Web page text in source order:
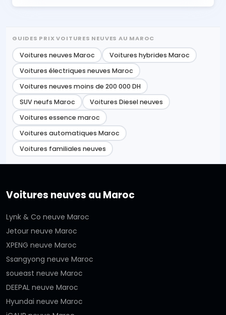
GUIDES PRIX VOITURES NEUVES AU MAROC
Voitures neuves Maroc
Voitures hybrides Maroc
Voitures électriques neuves Maroc
Voitures neuves moins de 200 000 DH
SUV neufs Maroc
Voitures Diesel neuves
Voitures essence maroc
Voitures automatiques Maroc
Voitures familiales neuves
Voitures neuves au Maroc
Lynk & Co neuve Maroc
Jetour neuve Maroc
XPENG neuve Maroc
Ssangyong neuve Maroc
soueast neuve Maroc
DEEPAL neuve Maroc
Hyundai neuve Maroc